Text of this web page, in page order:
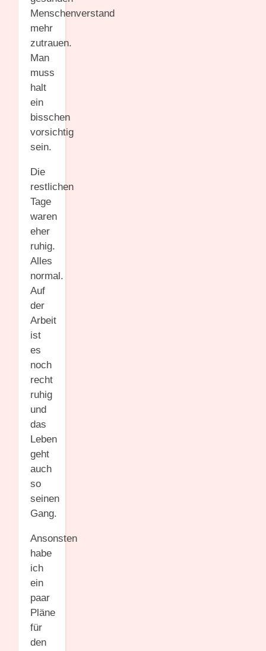
Menschenverstand
mehr
zutrauen.
Man
muss
halt
ein
bisschen
vorsichtig
sein.
Die
restlichen
Tage
waren
eher
ruhig.
Alles
normal.
Auf
der
Arbeit
ist
es
noch
recht
ruhig
und
das
Leben
geht
auch
so
seinen
Gang.
Ansonsten
habe
ich
ein
paar
Pläne
für
den